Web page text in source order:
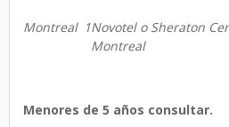
Montreal 1Novotel o Sheraton
Montreal
Menores de 5 años consultar.